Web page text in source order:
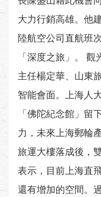
大力行銷高雄。他
陸航空公司直航班
「深度之旅」。
主任楊定華、山東
智能會面。上海人
「佛陀紀念館」留
力，未來上海郵輪
旅運大樓落成後，
表示，目前上海直
還有增加的空間。